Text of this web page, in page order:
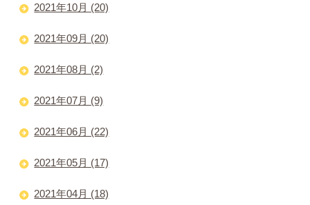
2021年10月 (20)
2021年09月 (20)
2021年08月 (2)
2021年07月 (9)
2021年06月 (22)
2021年05月 (17)
2021年04月 (18)